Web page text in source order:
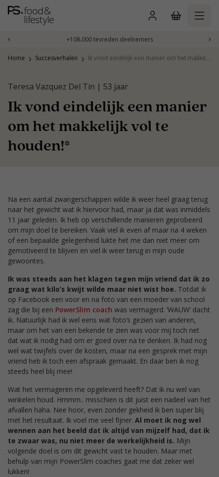
Naar
inhoud
‹ +108.000 tevreden deelnemers ›
Home Succesverhalen Ik vond eindelijk een manier om het makkelijk vol te houden!*
Teresa Vazquez Del Tin | 53 jaar
Ik vond eindelijk een manier
om het makkelijk vol te
houden!*
Na een aantal zwangerschappen wilde ik weer heel graag terug
naar het gewicht wat ik hiervoor had, maar ja dat was inmiddels
11 jaar geleden. Ik heb op verschillende manieren geprobeerd
om mijn doel te bereiken. Vaak viel ik even af maar na 4 weken
of een bepaalde gelegenheid lukte het me dan niet meer om
gemotiveerd te blijven en viel ik weer terug in mijn oude
gewoontes.
Ik was steeds aan het klagen tegen mijn vriend dat ik zo
graag wat kilo’s kwijt wilde maar niet wist hoe. Totdat ik
op Facebook een voor en na foto van een moeder van school
zag die bij een PowerSlim coach was vermagerd. ‘WAUW’ dacht
ik. Natuurlijk had ik wel eens wat foto’s gezien van anderen,
maar om het van een bekende te zien was voor mij toch net
dat wat ik nodig had om er goed over na te denken. Ik had nog
wel wat twijfels over de kosten, maar na een gesprek met mijn
vriend heb ik toch een afspraak gemaakt. En daar ben ik nog
steeds heel blij mee!
Wat het vermageren me opgeleverd heeft? Dat ik nu wel van
winkelen houd. Hmmm.. misschien is dit juist een nadeel van het
afvallen haha. Nee hoor, even zonder gekheid ik ben super blij
met het resultaat. Ik voel me veel fijner. Al moet ik nog wel
wennen aan het beeld dat ik altijd van mijzelf had, dat ik
te zwaar was, nu niet meer de werkelijkheid is. Mijn
volgende doel is om dit gewicht vast te houden. Maar met
behulp van mijn PowerSlim coaches gaat me dat zeker wel
lukken!